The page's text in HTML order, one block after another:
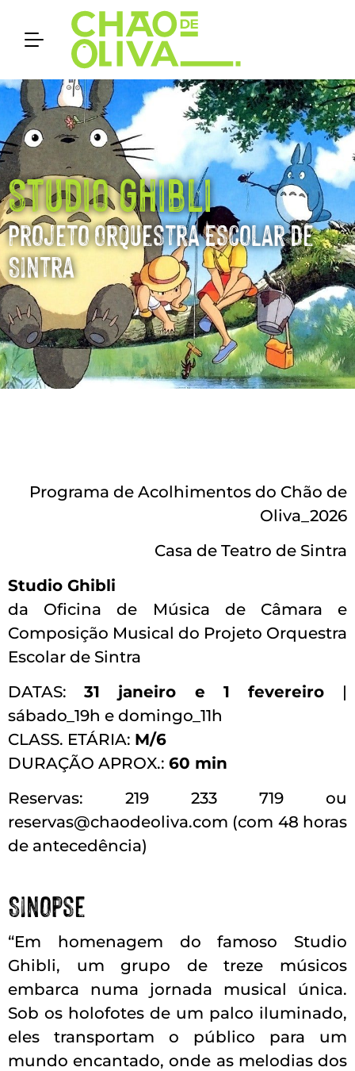
Studio Ghibli
Projeto Orquestra Escolar de
Sintra
Programa de Acolhimentos do Chão de
Oliva_2026
Casa de Teatro de Sintra
Studio Ghibli
da Oficina de Música de Câmara e
Composição Musical do Projeto Orquestra
Escolar de Sintra
DATAS:31 janeiro e 1 fevereiro |
sábado_19h e domingo_11h
CLASS. ETÁRIA: M/6
DURAÇÃO APROX.: 60 min
Reservas: 219 233 719 ou
reservas@chaodeoliva.com (com 48 horas
de antecedência)
Sinopse
“Em homenagem do famoso Studio
Ghibli, um grupo de treze músicos
embarca numa jornada musical única.
Sob os holofotes de um palco iluminado,
eles transportam o público para um
mundo encantado, onde as melodias dos